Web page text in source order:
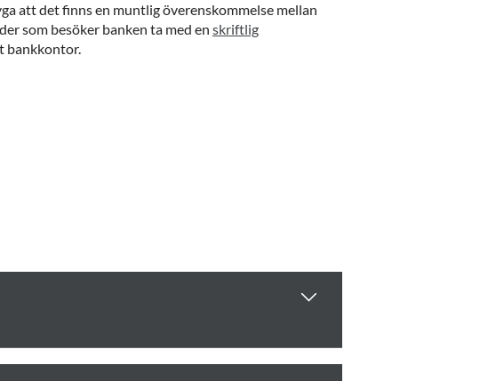
att det finns en muntlig överenskommelse mellan
som besöker banken ta med en skriftlig
bankkontor.